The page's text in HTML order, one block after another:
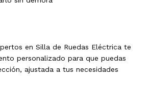
en Silla de Ruedas Eléctrica te
personalizado para que puedas
ajustada a tus necesidades